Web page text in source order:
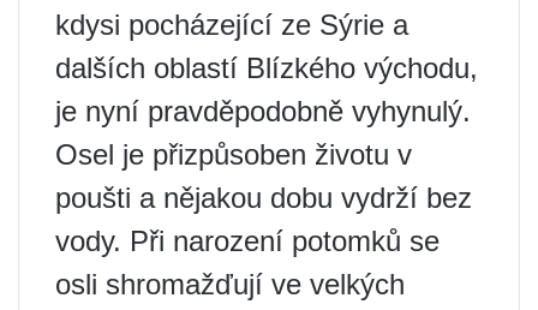
kdysi pocházející ze Sýrie a
dalších oblastí Blízkého východu,
je nyní pravděpodobně vyhynulý.
Osel je přizpůsoben životu v
poušti a nějakou dobu vydrží bez
vody. Při narození potomků se
osli shromažďují ve velkých